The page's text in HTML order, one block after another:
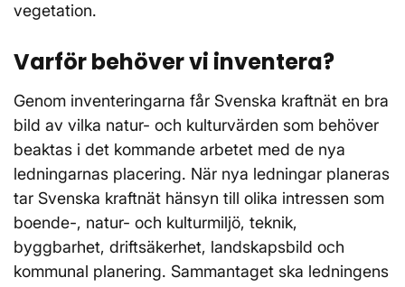
vegetation.
Varför behöver vi inventera?
Genom inventeringarna får Svenska kraftnät en bra
bild av vilka natur- och kulturvärden som behöver
beaktas i det kommande arbetet med de nya
ledningarnas placering. När nya ledningar planeras
tar Svenska kraftnät hänsyn till olika intressen som
boende-, natur- och kulturmiljö, teknik,
byggbarhet, driftsäkerhet, landskapsbild och
kommunal planering. Sammantaget ska ledningens